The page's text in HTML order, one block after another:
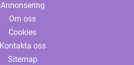
Annonsering
Om oss
Cookies
Kontakta oss
Sitemap